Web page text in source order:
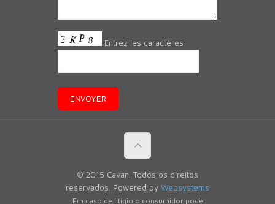
Entrez les caractères
© 2015 Cavan. Todos os direitos
reservados. Powered by Websystems
Em caso de litígio o consumidor pode